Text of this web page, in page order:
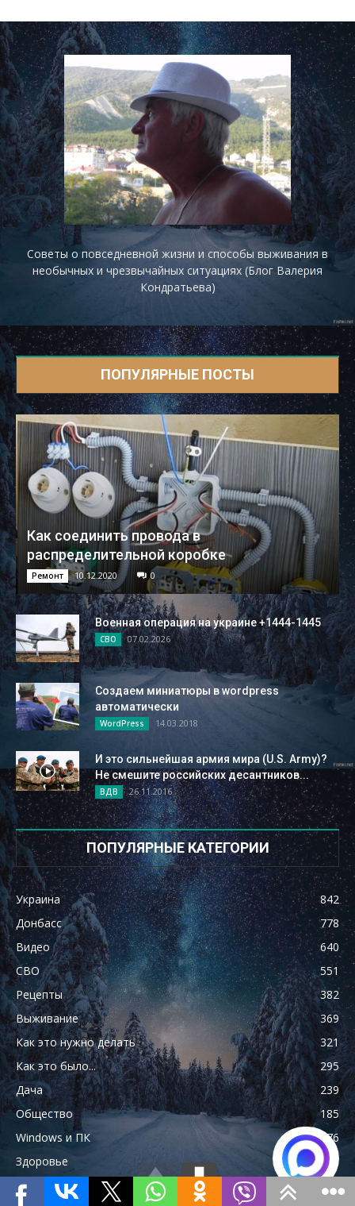
Советы о повседневной жизни и способы выживания в
необычных и чрезвычайных ситуациях (Блог Валерия
Кондратьева)
ПОПУЛЯРНЫЕ ПОСТЫ
Как соединить провода в
распределительной коробке
Ремонт 10.12.2020 0
Военная операция на украине +1444-1445
СВО 07.02.2026
Cоздаем миниатюры в wordpress
автоматически
WordPress 14.03.2018
И это сильнейшая армия мира (U.S. Army)?
Не смешите российских десантников...
ВДВ 26.11.2016
ПОПУЛЯРНЫЕ КАТЕГОРИИ
Украина
842
Донбасс
778
Видео
640
СВО
551
Рецепты
382
Выживание
369
Как это нужно делать
321
Как это было...
295
Дача
239
Общество
185
Windows и ПК
176
Здоровье
170